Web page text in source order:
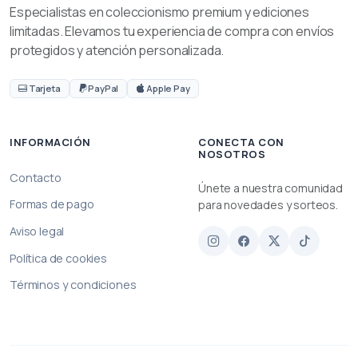
Especialistas en coleccionismo premium y ediciones
limitadas. Elevamos tu experiencia de compra con envíos
protegidos y atención personalizada.
Tarjeta PayPal Apple Pay
INFORMACIÓN
Contacto
Formas de pago
Aviso legal
Política de cookies
Términos y condiciones
CONECTA CON
NOSOTROS
Únete a nuestra comunidad
para novedades y sorteos.